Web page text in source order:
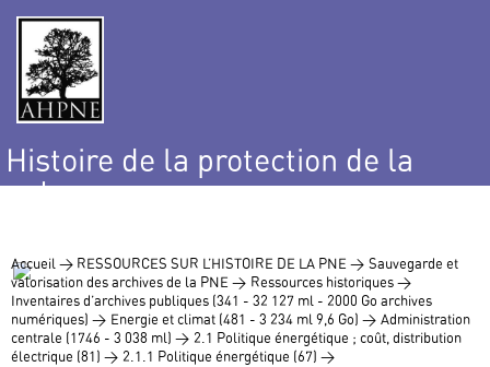
Histoire de la protection de la
nature
Accueil > RESSOURCES SUR L’HISTOIRE DE LA PNE > Sauvegarde et
valorisation des archives de la PNE > Ressources historiques >
Inventaires d’archives publiques (341 - 32 127 ml - 2000 Go archives
numériques) > Energie et climat (481 - 3 234 ml 9,6 Go) > Administration
centrale (1746 - 3 038 ml) > 2.1 Politique énergétique ; coût, distribution
électrique (81) > 2.1.1 Politique énergétique (67) >